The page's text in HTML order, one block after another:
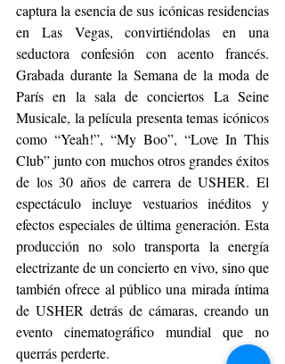
captura la esencia de sus icónicas residencias
en Las Vegas, convirtiéndolas en una
seductora confesión con acento francés.
Grabada durante la Semana de la moda de
París en la sala de conciertos La Seine
Musicale, la película presenta temas icónicos
como “Yeah!”, “My Boo”, “Love In This
Club” junto con muchos otros grandes éxitos
de los 30 años de carrera de USHER. El
espectáculo incluye vestuarios inéditos y
efectos especiales de última generación. Esta
producción no solo transporta la energía
electrizante de un concierto en vivo, sino que
también ofrece al público una mirada íntima
de USHER detrás de cámaras, creando un
evento cinematográfico mundial que no
querrás perderte.